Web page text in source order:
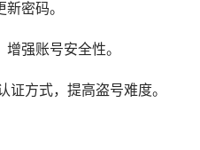
密码。
强账号安全性。
证方式，提高盗号难度。